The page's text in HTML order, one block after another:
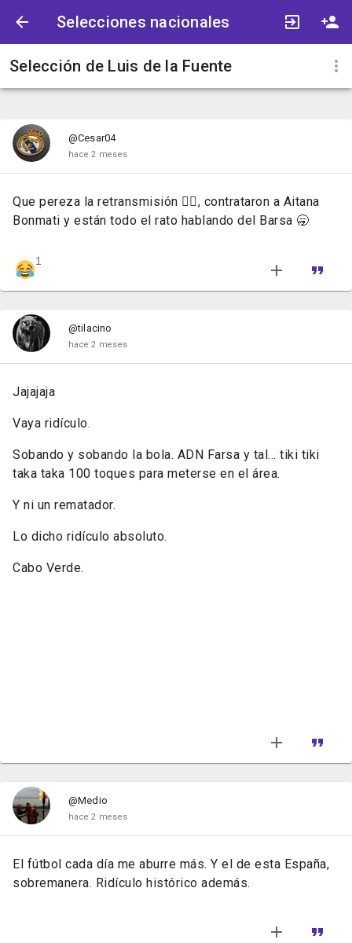
Selecciones nacionales
Selección de Luis de la Fuente
@Cesar04
hace 2 meses
Que pereza la retransmisión 🤦‍♂️, contrataron a Aitana
Bonmati y están todo el rato hablando del Barsa 🥱
1
@tilacino
hace 2 meses
Jajajaja
Vaya ridículo.
Sobando y sobando la bola. ADN Farsa y tal... tiki tiki
taka taka 100 toques para meterse en el área.
Y ni un rematador.
Lo dicho ridículo absoluto.
Cabo Verde.
@Medio
hace 2 meses
El fútbol cada día me aburre más. Y el de esta España,
sobremanera. Ridículo histórico además.